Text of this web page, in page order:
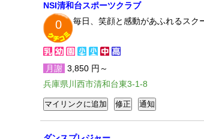
NSI清和台スポーツクラブ
0 毎日、笑顔と感動があふれるスク
月謝 3,850 円～
兵庫県川西市清和台東3-1-8